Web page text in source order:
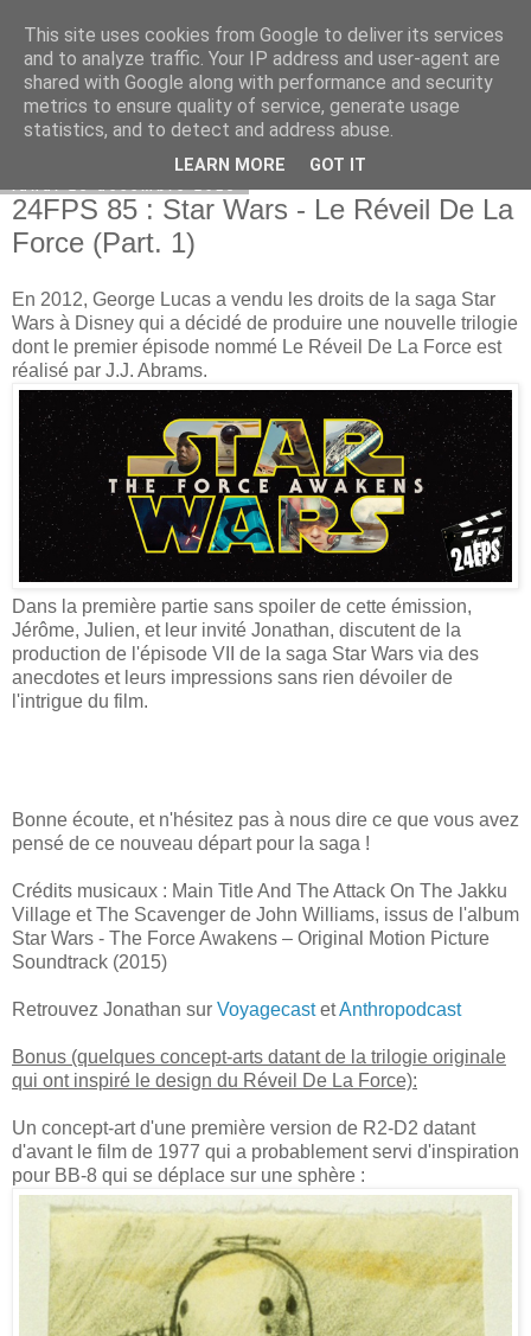
Bepod
24FPS 85 : Star Wars - Le Réveil De La
Force (Part. 1)
En 2012, George Lucas a vendu les droits de la saga Star
Wars à Disney qui a décidé de produire une nouvelle trilogie
dont le premier épisode nommé Le Réveil De La Force est
réalisé par J.J. Abrams.
Dans la première partie sans spoiler de cette émission,
Jérôme, Julien, et leur invité Jonathan, discutent de la
production de l'épisode VII de la saga Star Wars via des
anecdotes et leurs impressions sans rien dévoiler de
l'intrigue du film.
Bonne écoute, et n'hésitez pas à nous dire ce que vous avez
pensé de ce nouveau départ pour la saga !
Crédits musicaux : Main Title And The Attack On The Jakku
Village et The Scavenger de John Williams, issus de l'album
Star Wars - The Force Awakens – Original Motion Picture
Soundtrack (2015)
Retrouvez Jonathan sur VoyagecastetAnthropodcast
Bonus (quelques concept-arts datant de la trilogie originale
qui ont inspiré le design du Réveil De La Force):
Un concept-art d'une première version de R2-D2 datant
d'avant le film de 1977 qui a probablement servi d'inspiration
pour BB-8 qui se déplace sur une sphère :
This site uses cookies from Google to deliver its services
and to analyze traffic. Your IP address and user-agent are
shared with Google along with performance and security
metrics to ensure quality of service, generate usage
statistics, and to detect and address abuse.
LEARN MORE GOT IT